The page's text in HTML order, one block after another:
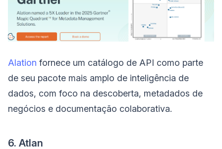
Alation fornece um catálogo de API como parte
de seu pacote mais amplo de inteligência de
dados, com foco na descoberta, metadados de
negócios e documentação colaborativa.
6. Atlan